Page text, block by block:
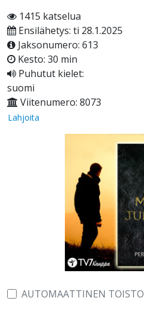
1415 katselua
Ensilähetys: ti 28.1.2025
Jaksonumero: 613
Kesto: 30 min
Puhutut kielet:
suomi
Viitenumero: 8073
Lahjoita
AUTOMAATTINEN TOISTO